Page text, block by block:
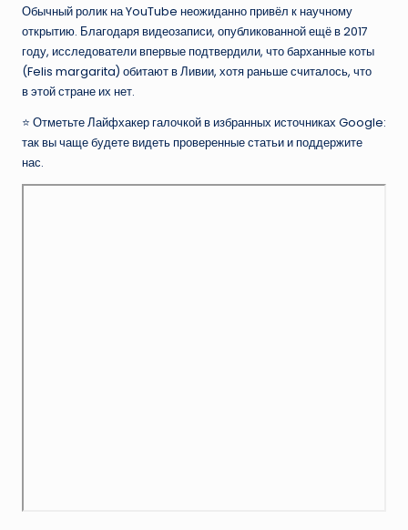
Обычный ролик на YouTube неожиданно привёл к научному
открытию. Благодаря видеозаписи, опубликованной ещё в 2017
году, исследователи впервые подтвердили, что барханные коты
(Felis margarita) обитают в Ливии, хотя раньше считалось, что
в этой стране их нет.
⭐ Отметьте Лайфхакер галочкой в избранных источниках Google:
так вы чаще будете видеть проверенные статьи и поддержите
нас.